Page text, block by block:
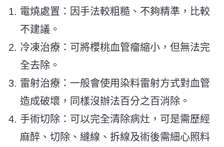
電燒處置：因手法較粗糙、不夠精準，比較
不建議。
冷凍治療：可將櫻桃血管瘤縮小，但無法完
全去除。
雷射治療：一般會使用染料雷射方式對血管
造成破壞，同樣沒辦法百分之百消除。
手術切除：可以完全清除病灶，可是需歷經
麻醉、切除、縫線、拆線及術後需細心照料